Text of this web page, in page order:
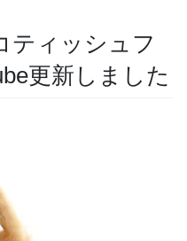
ティッシュフ
更新しました